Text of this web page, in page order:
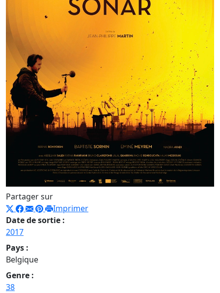
Partager sur
Imprimer
Date de sortie :
2017
Pays :
Belgique
Genre :
38